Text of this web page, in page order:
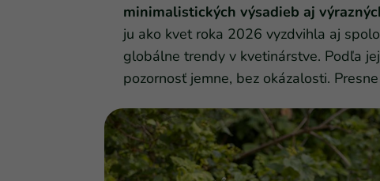
minimalistických výsadieb aj
ju ako kvet roka 2026 vyzdvihla aj
globálne trendy v kvetinárstve. Podľa
pozornosť jemne, bez okázalosti.